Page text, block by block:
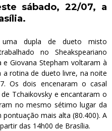
sábado, 22/07, a
dupla de dueto misto
no Sheakspeariano
e Giovana Stepham voltaram à
a rotina de dueto livre, na noite
Os dois encenaram o casal
Tchaikovsky e encantaram o
no mesmo sétimo lugar da
mais alta (80.400). A
das 14h00 de Brasília.